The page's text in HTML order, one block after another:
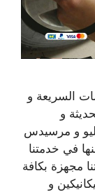
السريعة و
و
و مرسيدس
في خدمتنا
مجهزة بكافة
و